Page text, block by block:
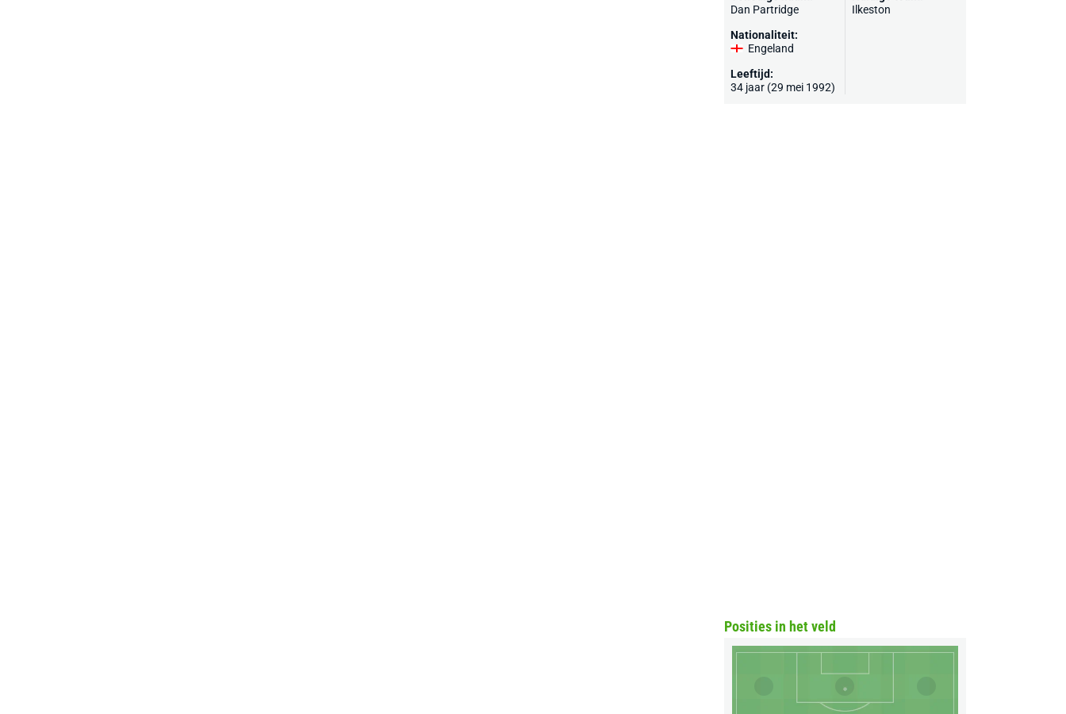
Dan Partridge
Nationaliteit:
Engeland
Leeftijd:
34 jaar (29 mei 1992)
Ilkeston
Posities in het veld